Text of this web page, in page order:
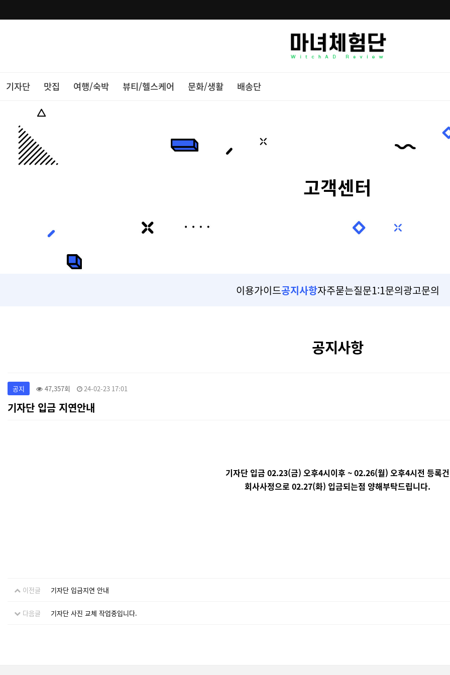
기자단 맛집 여행/숙박 뷰티/헬스케어 문화/생활 배송단
고객센터
이용가이드공지사항자주묻는질문1:1문의광고문의
공지사항
공지 47,357회 24-02-23 17:01
기자단 입금 지연안내
기자단 입금 02.23(금) 오후4시이후 ~ 02.26(월) 오후4시전 등록건
회사사정으로 02.27(화) 입금되는점 양해부탁드립니다.
이전글 기자단 입금지연 안내
다음글 기자단 사진 교체 작업중입니다.